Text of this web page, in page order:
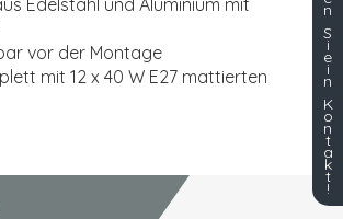
Edelstahl und Aluminium mit
vor der Montage
mit 12 x 40 W E27 mattierten
n
S
i
e
i
n
K
o
n
t
a
k
t
!